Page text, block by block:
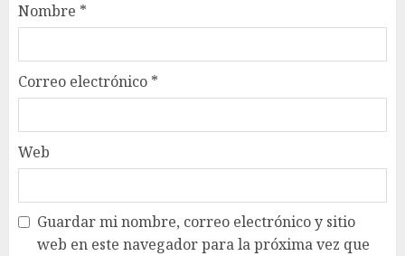
Nombre *
Correo electrónico *
Web
Guardar mi nombre, correo electrónico y sitio
web en este navegador para la próxima vez que